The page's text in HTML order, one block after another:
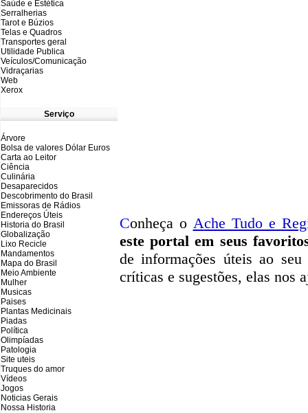
Saúde e Estética
Serralherias
Tarot e Búzios
Telas e Quadros
Transportes geral
Utilidade Publica
Veículos/Comunicação
Vidraçarias
Web
Xerox
Serviço
Árvore
Bolsa de valores Dólar Euros
Carta ao Leitor
Ciência
Culinária
Desaparecidos
Descobrimento do Brasil
Emissoras de Rádios
Endereços Úteis
Historia do Brasil
Globalização
Lixo Recicle
Mandamentos
Mapa do Brasil
Meio Ambiente
Mulher
Musicas
Paises
Plantas Medicinais
Piadas
Política
Olimpíadas
Patologia
Site uteis
Truques do amor
Vídeos
Jogos
Noticias Gerais
Nossa Historia
Conheça o Ache Tudo e
este portal em seus
de informações úteis ao seu
críticas e sugestões, elas nos